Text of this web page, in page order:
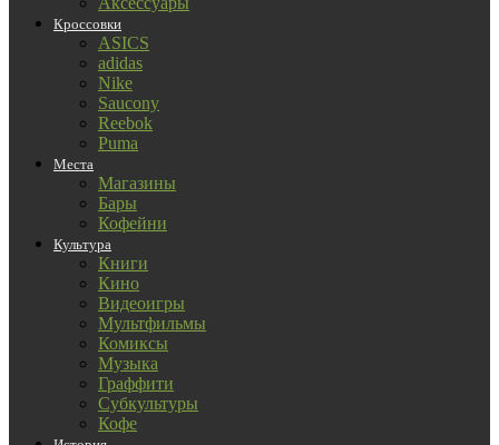
Кроссовки
ASICS
adidas
Nike
Saucony
Reebok
Puma
Места
Магазины
Бары
Кофейни
Культура
Книги
Кино
Видеоигры
Мультфильмы
Комиксы
Музыка
Граффити
Субкультуры
Кофе